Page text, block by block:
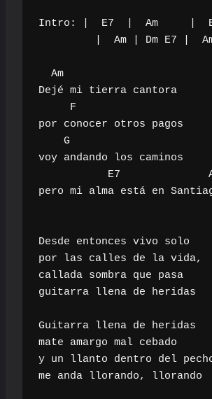
Intro: |  E7  |  Am     |
Dejé mi tierra cantora
por conocer otros pagos
voy andando los caminos
pero mi alma está en
Desde entonces vivo solo
por las calles de la vida,
callada sombra que pasa
guitarra llena de heridas
Guitarra llena de heridas
mate amargo mal cebado
y un llanto dentro del
me anda llorando, llorando